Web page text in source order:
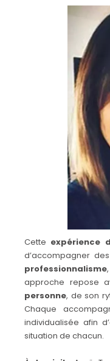
Cette expérience
d’accompagner
professionnalisme,
approche repose
personne, de son
Chaque
individualisée afin
situation de chacun.